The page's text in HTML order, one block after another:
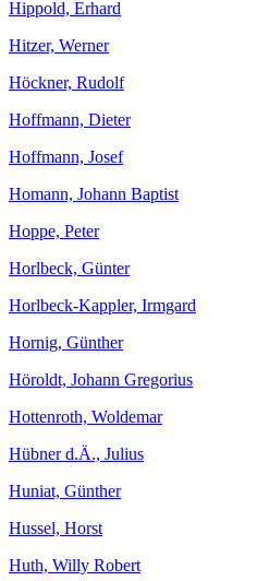
Hippold, Erhard
Hitzer, Werner
Höckner, Rudolf
Hoffmann, Dieter
Hoffmann, Josef
Homann, Johann Baptist
Hoppe, Peter
Horlbeck, Günter
Horlbeck-Kappler, Irmgard
Hornig, Günther
Höroldt, Johann Gregorius
Hottenroth, Woldemar
Hübner d.Ä., Julius
Huniat, Günther
Hussel, Horst
Huth, Willy Robert